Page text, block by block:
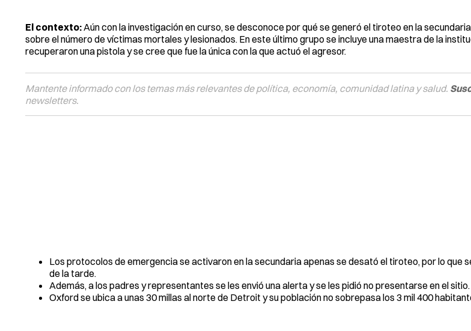
El contexto:Aún con la investigación en curso, se desconoce por qué se generó el tiroteo en la
sobre el número de víctimas mortales y lesionados. En este último grupo se incluye una maestra de la
recuperaron una pistola y se cree que fue la única con la que actuó el agresor.
Mantente informado con los temas más relevantes de política, economía, comunidad latina y salud.
newsletters.
Los protocolos de emergencia se activaron en la secundaria apenas se desató el tiroteo, por lo que
de la tarde.
Además, a los padres y representantes se les envió una alerta y se les pidió no presentarse en el sitio.
Oxford se ubica a unas 30 millas al norte de Detroit y su población no sobrepasa los 3 mil 400